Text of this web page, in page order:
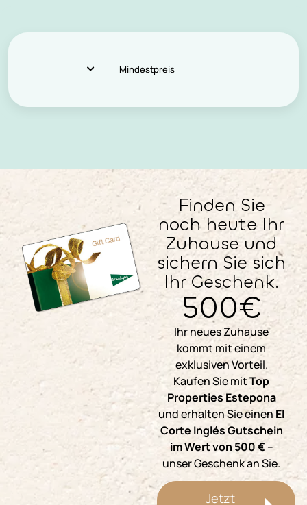
Finden Sie
noch heute Ihr
Zuhause und
sichern Sie sich
Ihr Geschenk.
500€
Ihr neues Zuhause
kommt mit einem
exklusiven Vorteil.
Kaufen Sie mitTop
Properties Estepona
und erhalten Sie einen El
Corte Inglés Gutschein
im Wert von 500 €–
unser Geschenk an Sie.
Jetzt